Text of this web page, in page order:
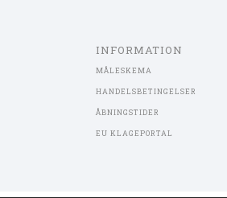
INFORMATION
MÅLESKEMA
HANDELSBETINGELSER
ÅBNINGSTIDER
EU KLAGEPORTAL